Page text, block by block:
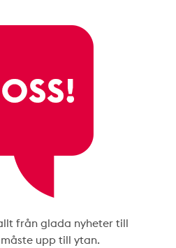
från glada nyheter till
upp till ytan.